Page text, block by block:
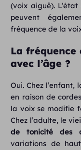
(voix aiguë).
peuvent
fréquence de la
La
avec l’âge ?
Oui. Chez
en raison de
la voix se modifie
Chez l’adulte, le
de tonicité des
variations de